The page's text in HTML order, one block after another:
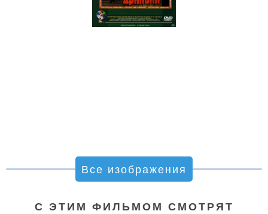
Все изображения
С ЭТИМ ФИЛЬМОМ СМОТРЯТ